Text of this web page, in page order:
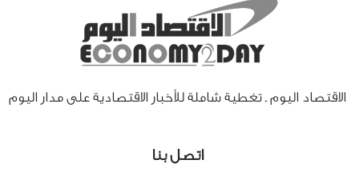
الاقتصاد اليوم ـ تغطية شاملة للأخبار الاقتصادية على مدار اليوم
اتصل بنا